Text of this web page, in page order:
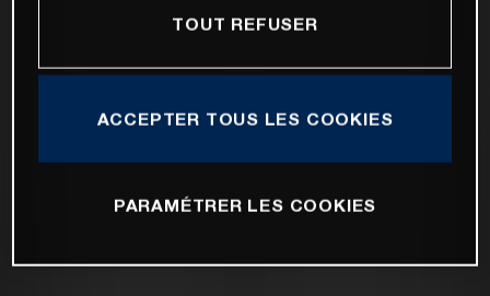
TOUT REFUSER
ACCEPTER TOUS LES COOKIES
PARAMÉTRER LES COOKIES